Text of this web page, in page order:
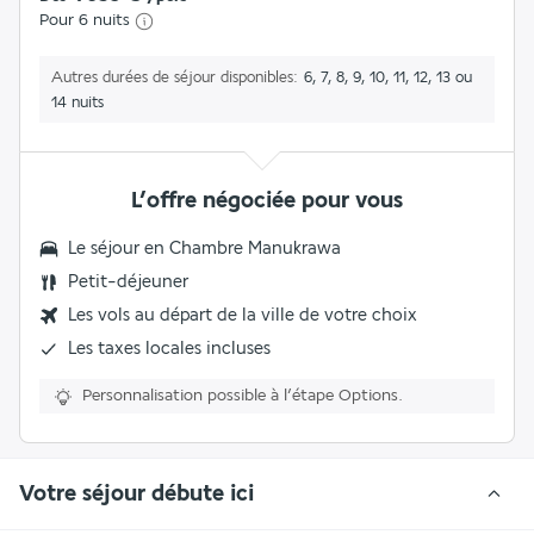
Pour 6 nuits
Autres durées de séjour disponibles
6, 7, 8, 9, 10, 11, 12, 13 ou
14 nuits
L’offre négociée pour vous
Le séjour en Chambre Manukrawa
Petit-déjeuner
Les vols au départ de la ville de votre choix
Les taxes locales incluses
Personnalisation possible à l’étape Options.
Votre séjour débute ici